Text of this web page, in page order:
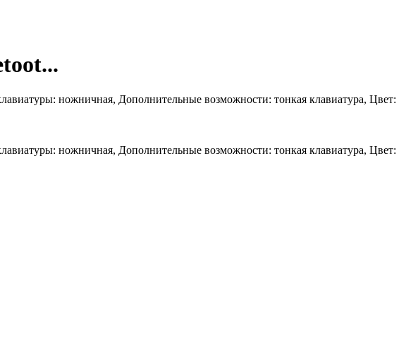
ножничная, Дополнительные возможности: тонкая клавиатура, Цвет:
ножничная, Дополнительные возможности: тонкая клавиатура, Цвет: